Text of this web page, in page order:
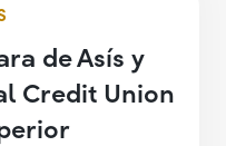
de Asís y
Credit Union